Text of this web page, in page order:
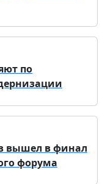
по
вышел в финал
форума